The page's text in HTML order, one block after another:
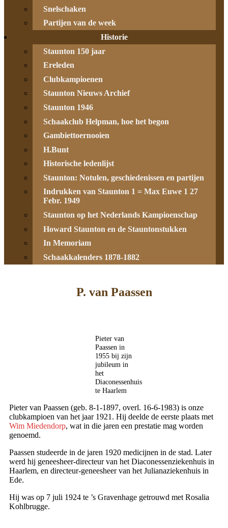
Snelschaken
Partijen van de week
Historie
Staunton 150 jaar
Ereleden
Clubkampioenen
Staunton Nieuws Archief
Staunton 1946
Schaakclub Helpman, hoe het begon
Gambiettoernooien
H.Bunt
Historische ledenlijst
Staunton: Notulen, geschiedenissen en partijen
Indrukken van Staunton 1 = Max Euwe 1 27
Febr. 1949
Staunton op het Nederlands Kampioenschap
Howard Staunton en de Stauntonstukken
In Memoriam
Schaakkalenders 1878-1882
P. van Paassen
Pieter van
Paassen in
1955 bij zijn
jubileum in
het
Diaconessenhuis
te Haarlem
Pieter van Paassen (geb. 8-1-1897, overl. 16-6-1983) is onze
clubkampioen van het jaar 1921. Hij deelde de eerste plaats met
Wim Miedendorp, wat in die jaren een prestatie mag worden
genoemd.
Paassen studeerde in de jaren 1920 medicijnen in de stad. Later
werd hij geneesheer-directeur van het Diaconessenziekenhuis in
Haarlem, en directeur-geneesheer van het Julianaziekenhuis in
Ede.
Hij was op 7 juli 1924 te ’s Gravenhage getrouwd met Rosalia
Kohlbrugge.